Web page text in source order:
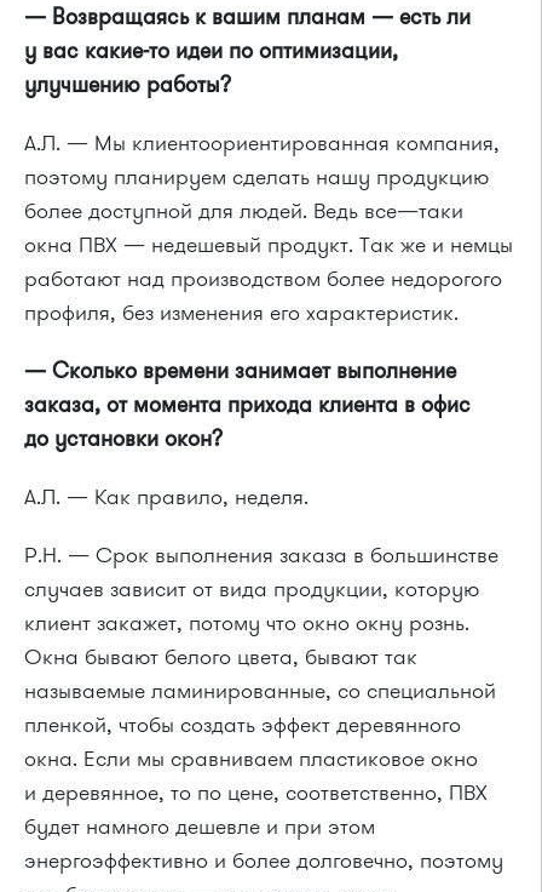
— Возвращаясь к вашим планам — есть ли
у вас какие-то идеи по оптимизации,
улучшению работы?
А.Л. — Мы клиентоориентированная компания,
поэтому планируем сделать нашу продукцию
более доступной для людей. Ведь все—таки
окна ПВХ — недешевый продукт. Так же и немцы
работают над производством более недорогого
профиля, без изменения его характеристик.
— Сколько времени занимает выполнение
заказа, от момента прихода клиента в офис
до установки окон?
А.Л. — Как правило, неделя.
Р.Н. — Срок выполнения заказа в большинстве
случаев зависит от вида продукции, которую
клиент закажет, потому что окно окну рознь.
Окна бывают белого цвета, бывают так
называемые ламинированные, со специальной
пленкой, чтобы создать эффект деревянного
окна. Если мы сравниваем пластиковое окно
и деревянное, то по цене, соответственно, ПВХ
будет намного дешевле и при этом
энергоэффективно и более долговечно, поэтому